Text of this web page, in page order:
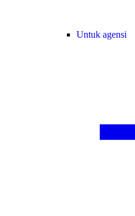
Untuk agensi